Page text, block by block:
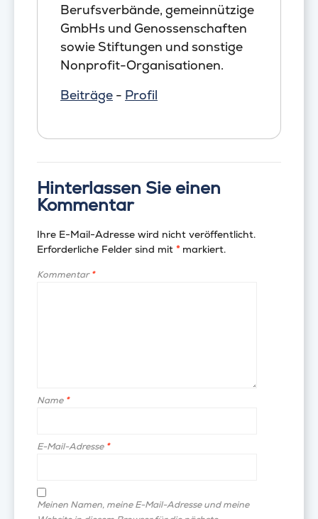
Berufsverbände, gemeinnützige
GmbHs und Genossenschaften
sowie Stiftungen und sonstige
Nonprofit-Organisationen.
Beiträge - Profil
Hinterlassen Sie einen
Kommentar
Ihre E-Mail-Adresse wird nicht veröffentlicht.
Erforderliche Felder sind mit *markiert.
Kommentar*
Name *
E-Mail-Adresse *
Meinen Namen, meine E-Mail-Adresse und meine